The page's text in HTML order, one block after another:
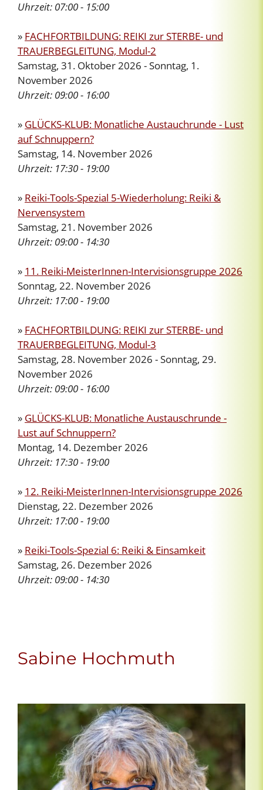
Uhrzeit: 07:00 - 15:00
» FACHFORTBILDUNG: REIKI zur STERBE- und
TRAUERBEGLEITUNG, Modul-2
Samstag, 31. Oktober 2026 - Sonntag, 1.
November 2026
Uhrzeit: 09:00 - 16:00
» GLÜCKS-KLUB: Monatliche Austauchrunde - Lust
auf Schnuppern?
Samstag, 14. November 2026
Uhrzeit: 17:30 - 19:00
» Reiki-Tools-Spezial 5-Wiederholung: Reiki &
Nervensystem
Samstag, 21. November 2026
Uhrzeit: 09:00 - 14:30
» 11. Reiki-MeisterInnen-Intervisionsgruppe 2026
Sonntag, 22. November 2026
Uhrzeit: 17:00 - 19:00
» FACHFORTBILDUNG: REIKI zur STERBE- und
TRAUERBEGLEITUNG, Modul-3
Samstag, 28. November 2026 - Sonntag, 29.
November 2026
Uhrzeit: 09:00 - 16:00
» GLÜCKS-KLUB: Monatliche Austauschrunde -
Lust auf Schnuppern?
Montag, 14. Dezember 2026
Uhrzeit: 17:30 - 19:00
» 12. Reiki-MeisterInnen-Intervisionsgruppe 2026
Dienstag, 22. Dezember 2026
Uhrzeit: 17:00 - 19:00
» Reiki-Tools-Spezial 6: Reiki & Einsamkeit
Samstag, 26. Dezember 2026
Uhrzeit: 09:00 - 14:30
Sabine Hochmuth